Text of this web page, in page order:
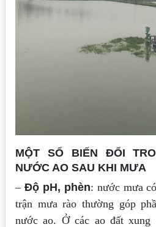
MỘT SỐ BIẾN ĐỔI
NƯỚC AO SAU KHI MƯA
– Độ pH, phèn: nước mưa
trận mưa rào thường góp
nước ao. Ở các ao đất xung